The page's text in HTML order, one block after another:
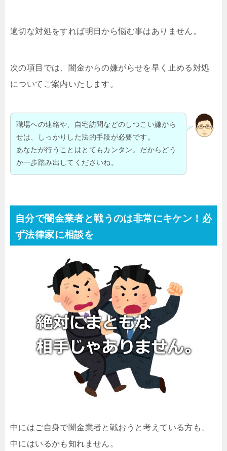
適切な対処をすれば明日から悩む事はありません。
次の項目では、闇金からの嫌がらせを早く止める対処
についてご案内いたします。
職場への連絡や、自宅訪問などのしつこい嫌がら
せは、しっかりした法的手段が必要です。
あなたが行うことはとてもカンタン。だからどう
か一歩踏み出してくださいね。
自分で闇金業者と戦うのは非常にキケン！必
ず法律家に相談を
中にはご自身で闇金業者と戦おうと考えている方も、
中にはいるかも知れません。